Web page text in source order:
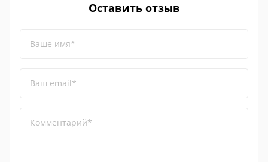
Оставить отзыв
Ваше имя*
Ваш email*
Комментарий*